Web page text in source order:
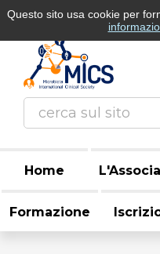
Home
Formazione
Questo sito usa cookie per